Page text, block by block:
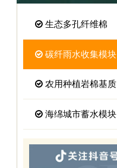
生态多孔纤维棉
碳纤雨水收集模块
农用种植岩棉基质
海绵城市蓄水模块